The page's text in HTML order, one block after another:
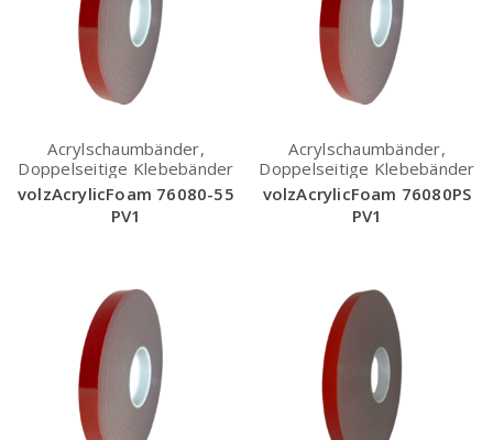
Acrylschaumbänder,
Doppelseitige Klebebänder
volzAcrylicFoam 76080-55
PV1
Acrylschaumbänder,
Doppelseitige Klebebänder
volzAcrylicFoam 76080PS
PV1